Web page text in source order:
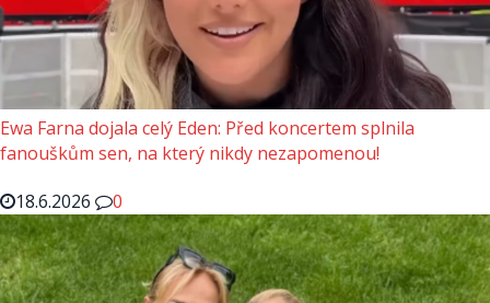
Ewa Farna dojala celý Eden: Před koncertem splnila
fanouškům sen, na který nikdy nezapomenou!
18.6.2026
0